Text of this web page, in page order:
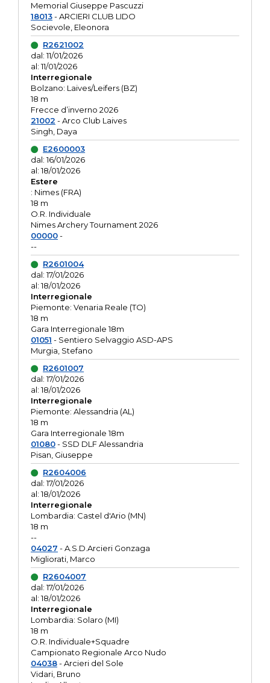
Memorial Giuseppe Pascuzzi
18013- ARCIERI CLUB LIDO
Socievole, Eleonora
R2621002
dal: 11/01/2026
al: 11/01/2026
Interregionale
Bolzano: Laives/Leifers (BZ)
18 m
Frecce d’inverno 2026
21002 - Arco Club Laives
Singh, Daya
E2600003
dal: 16/01/2026
al: 18/01/2026
Estere
: Nimes (FRA)
18 m
O.R. Individuale
Nimes Archery Tournament 2026
00000-
--
R2601004
dal: 17/01/2026
al: 18/01/2026
Interregionale
Piemonte: Venaria Reale (TO)
18 m
Gara Interregionale 18m
01051 - Sentiero Selvaggio ASD-APS
Murgia, Stefano
R2601007
dal: 17/01/2026
al: 18/01/2026
Interregionale
Piemonte: Alessandria (AL)
18 m
Gara Interregionale 18m
01080- SSD DLF Alessandria
Pisan, Giuseppe
R2604006
dal: 17/01/2026
al: 18/01/2026
Interregionale
Lombardia: Castel d'Ario (MN)
18 m
--
04027 - A.S.D.Arcieri Gonzaga
Migliorati, Marco
R2604007
dal: 17/01/2026
al: 18/01/2026
Interregionale
Lombardia: Solaro (MI)
18 m
O.R. Individuale+Squadre
Campionato Regionale Arco Nudo
04038- Arcieri del Sole
Vidari, Bruno